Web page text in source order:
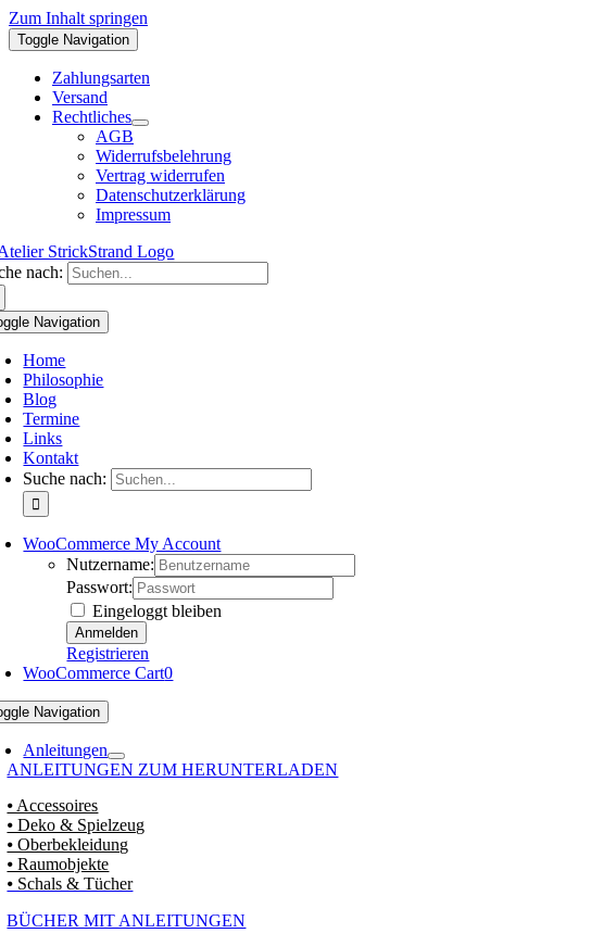
Zum Inhalt springen
Toggle Navigation
Zahlungsarten
Versand
Rechtliches
AGB
Widerrufsbelehrung
Vertrag widerrufen
Datenschutzerklärung
Impressum
nach:
Navigation
Home
Philosophie
Blog
Termine
Links
Kontakt
Suche nach:
WooCommerce My Account
Nutzername:
Passwort:
Eingeloggt bleiben
Registrieren
WooCommerce Cart0
Navigation
Anleitungen
ANLEITUNGEN ZUM HERUNTERLADEN
⦁ Accessoires
⦁ Deko & Spielzeug
⦁ Oberbekleidung
⦁ Raumobjekte
⦁ Schals & Tücher
BÜCHER MIT ANLEITUNGEN